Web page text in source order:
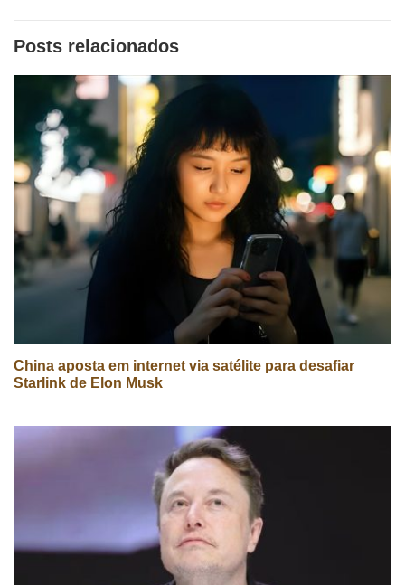
Posts relacionados
China aposta em internet via satélite para desafiar
Starlink de Elon Musk